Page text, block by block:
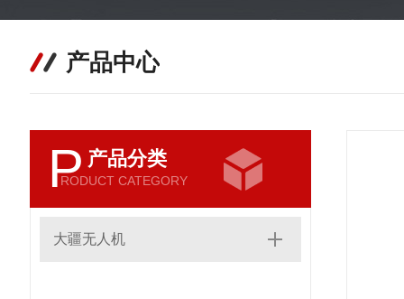
产品中心
P 产品分类
RODUCT CATEGORY
大疆无人机